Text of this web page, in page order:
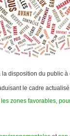
disposition du public à
le cadre
zones favorables,